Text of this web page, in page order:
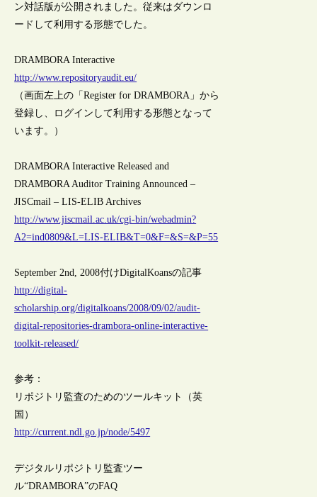
ン対話版が公開されました。従来はダウンロ
ードして利用する形態でした。
DRAMBORA Interactive
http://www.repositoryaudit.eu/
（画面左上の「Register for DRAMBORA」から
登録し、ログインして利用する形態となって
います。）
DRAMBORA Interactive Released and
DRAMBORA Auditor Training Announced –
JISCmail – LIS-ELIB Archives
http://www.jiscmail.ac.uk/cgi-bin/webadmin?
A2=ind0809&L=LIS-ELIB&T=0&F=&S=&P=55
September 2nd, 2008付けDigitalKoansの記事
http://digital-
scholarship.org/digitalkoans/2008/09/02/audit-
digital-repositories-drambora-online-interactive-
toolkit-released/
参考：
リポジトリ監査のためのツールキット（英
国）
http://current.ndl.go.jp/node/5497
デジタルリポジトリ監査ツー
ル“DRAMBORA”のFAQ